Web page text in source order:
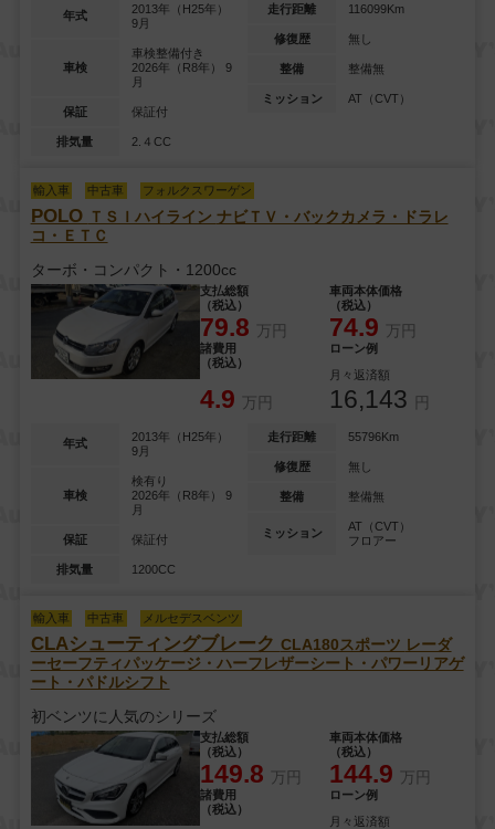
年式
2013年（H25年）
9月
車検
車検整備付き
2026年（R8年） 9
月
保証 保証付
排気量 2.４CC
走行距離 116099Km
修復歴 無し
整備 整備無
ミッション AT（CVT）
輸入車 中古車 フォルクスワーゲン
POLO ＴＳＩハイライン ナビＴＶ・バックカメラ・ドラレ
コ・ＥＴＣ
ターボ・コンパクト・1200cc
支払総額
（税込）
79.8 万円
車両本体価格
（税込）
74.9 万円
諸費用
（税込）
4.9 万円
ローン例
月々返済額
16,143 円
年式
2013年（H25年）
9月
車検
検有り
2026年（R8年） 9
月
保証 保証付
排気量 1200CC
走行距離 55796Km
修復歴 無し
整備 整備無
ミッション
AT（CVT）
フロアー
輸入車 中古車 メルセデスベンツ
CLAシューティングブレーク CLA180スポーツ レーダ
ーセーフティパッケージ・ハーフレザーシート・パワーリアゲ
ート・パドルシフト
初ベンツに人気のシリーズ
支払総額
（税込）
149.8 万円
車両本体価格
（税込）
144.9 万円
諸費用
（税込）
ローン例
月々返済額